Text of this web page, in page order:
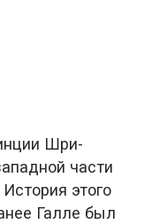
Шри-
части
этого
Галле был